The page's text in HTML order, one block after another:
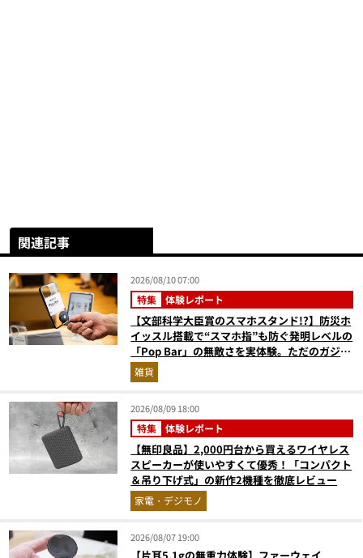
関連記事
2026/08/10 07:00
特集 体験レポート
【文部科学大臣賞のスマホスタンド!?】防災ホ
イッスル搭載で“スマホ指”も防ぐ発明レベルの
「Pop Bar」の無敵さを実体験。ただのガジェ
ットじゃない！
雑貨
2026/08/09 18:00
特集 体験レポート
【無印良品】2,000円台から買えるワイヤレス
スピーカーが使いやすくて優秀！「コンパクト
＆吊り下げ式」の新作2機種を徹底レビュー
家電・デジモノ
2026/08/07 19:00